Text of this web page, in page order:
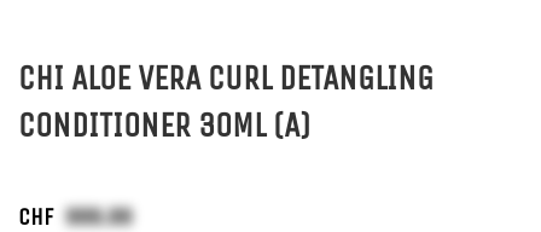
CHI ALOE VERA CURL DETANGLING
CONDITIONER 30ML (A)
CHF